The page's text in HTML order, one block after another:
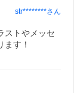
str********さん
ストやメッセ
す！